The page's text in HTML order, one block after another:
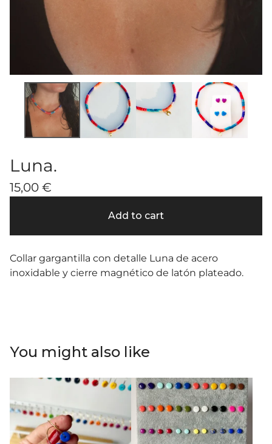
Luna.
15,00 €
Add to cart
Collar gargantilla con detalle Luna de acero
inoxidable y cierre magnético de latón plateado.
You might also like